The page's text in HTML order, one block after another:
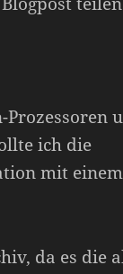
Prozessoren
ich die
mit
da es die